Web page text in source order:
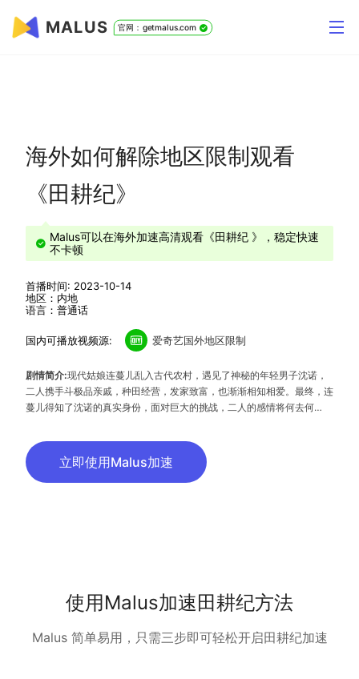
MALUS 官网：getmalus.com
海外如何解除地区限制观看
《田耕纪》
Malus可以在海外加速高清观看《田耕纪 》，稳定快速
不卡顿
首播时间: 2023-10-14
地区：内地
语言：普通话
国内可播放视频源: 爱奇艺国外地区限制
剧情简介:现代姑娘连蔓儿乱入古代农村，遇见了神秘的年轻男子沈诺，
二人携手斗极品亲戚，种田经营，发家致富，也渐渐相知相爱。最终，连
蔓儿得知了沈诺的真实身份，面对巨大的挑战，二人的感情将何去何
立即使用Malus加速
使用Malus加速田耕纪方法
Malus 简单易用，只需三步即可轻松开启田耕纪加速